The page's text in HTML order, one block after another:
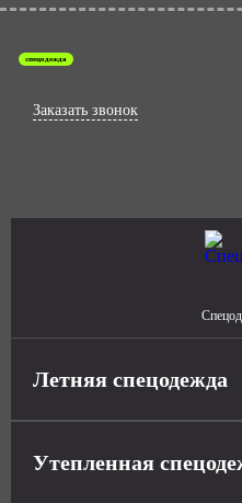
спецодежда
Заказать звонок
Летняя спецодежда
Утепленная